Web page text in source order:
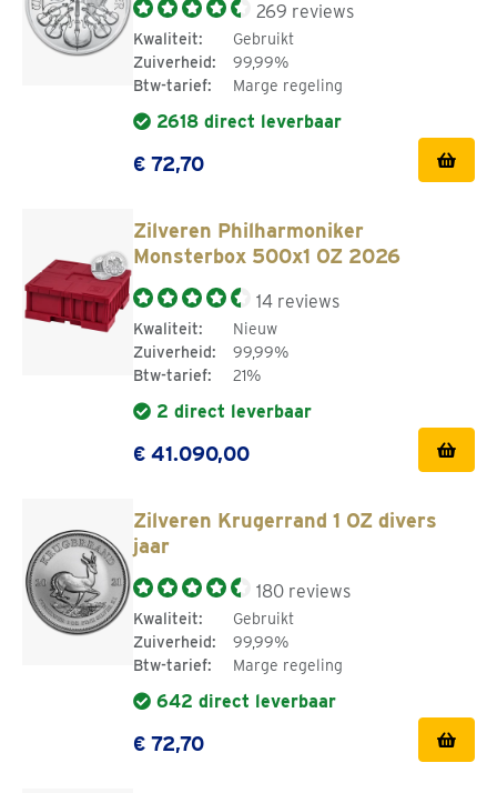
269 reviews
Kwaliteit:
Gebruikt
Zuiverheid:
99,99%
Btw-tarief:
Marge regeling
2618 direct leverbaar
€ 72,70
Zilveren Philharmoniker
Monsterbox 500x1 OZ 2026
14 reviews
Kwaliteit:
Nieuw
Zuiverheid:
99,99%
Btw-tarief:
21%
2 direct leverbaar
€ 41.090,00
Zilveren Krugerrand 1 OZ divers
jaar
180 reviews
Kwaliteit:
Gebruikt
Zuiverheid:
99,99%
Btw-tarief:
Marge regeling
642 direct leverbaar
€ 72,70